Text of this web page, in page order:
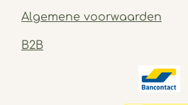
Algemene voorwaarden
B2B